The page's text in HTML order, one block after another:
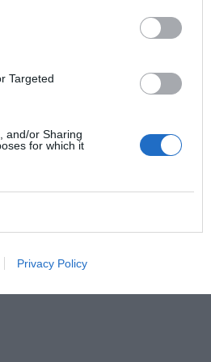
Targeted
and/or Sharing
for which it
Privacy Policy